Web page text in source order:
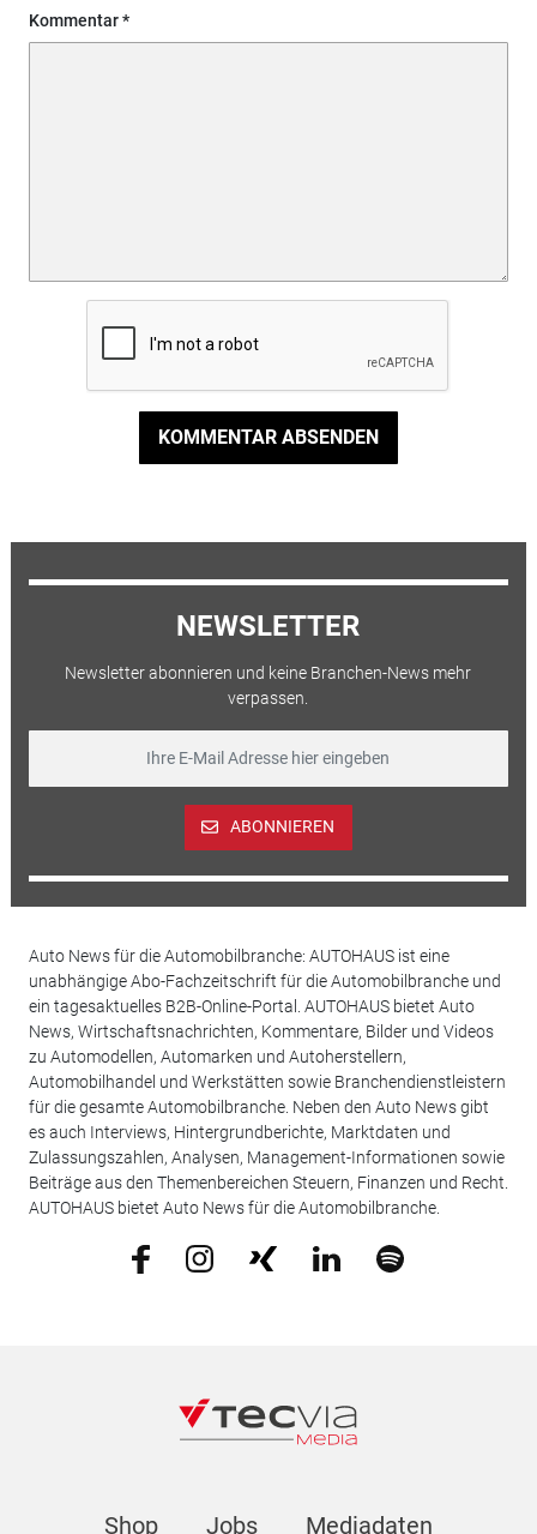
Kommentar
KOMMENTAR ABSENDEN
NEWSLETTER
Newsletter abonnieren und keine Branchen-News mehr
verpassen.
ABONNIEREN
Auto News für die Automobilbranche: AUTOHAUS ist eine
unabhängige Abo-Fachzeitschrift für die Automobilbranche und
ein tagesaktuelles B2B-Online-Portal. AUTOHAUS bietet Auto
News, Wirtschaftsnachrichten, Kommentare, Bilder und Videos
zu Automodellen, Automarken und Autoherstellern,
Automobilhandel und Werkstätten sowie Branchendienstleistern
für die gesamte Automobilbranche. Neben den Auto News gibt
es auch Interviews, Hintergrundberichte, Marktdaten und
Zulassungszahlen, Analysen, Management-Informationen sowie
Beiträge aus den Themenbereichen Steuern, Finanzen und Recht.
AUTOHAUS bietet Auto News für die Automobilbranche.
Shop Jobs Mediadaten